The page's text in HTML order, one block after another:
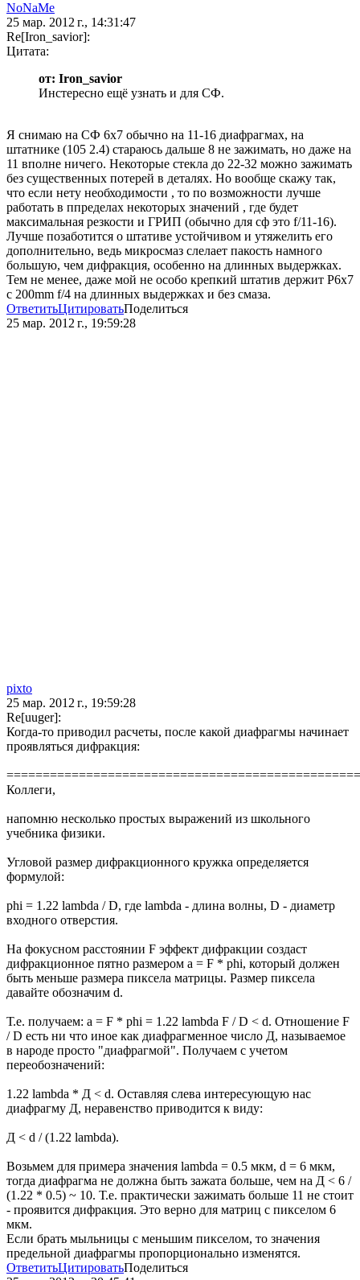
NoNaMe
25 мар. 2012 г., 14:31:47
Re[Iron_savior]:
Цитата:
от: Iron_savior
Инстересно ещё узнать и для СФ.
Я снимаю на СФ 6х7 обычно на 11-16 диафрагмах, на
штатнике (105 2.4) стараюсь дальше 8 не зажимать, но даже на
11 вполне ничего. Некоторые стекла до 22-32 можно зажимать
без существенных потерей в деталях. Но вообще скажу так,
что если нету необходимости , то по возможности лучше
работать в ппределах некоторых значений , где будет
максимальная резкости и ГРИП (обычно для сф это f/11-16).
Лучше позаботится о штативе устойчивом и утяжелить его
дополнительно, ведь микросмаз слелает пакость намного
большую, чем дифракция, особенно на длинных выдержках.
Тем не менее, даже мой не особо крепкий штатив держит P6x7
с 200mm f/4 на длинных выдержках и без смаза.
ОтветитьЦитироватьПоделиться
25 мар. 2012 г., 19:59:28
pixto
25 мар. 2012 г., 19:59:28
Re[uuger]:
Когда-то приводил расчеты, после какой диафрагмы начинает
проявляться дифракция:
Коллеги,
напомню несколько простых выражений из школьного
учебника физики.
Угловой размер дифракционного кружка определяется
формулой:
phi = 1.22 lambda / D, где lambda - длина волны, D - диаметр
входного отверстия.
На фокусном расстоянии F эффект дифракции создаст
дифракционное пятно размером a = F * phi, который должен
быть меньше размера пиксела матрицы. Размер пиксела
давайте обозначим d.
Т.е. получаем: a = F * phi = 1.22 lambda F / D < d. Отношение F
/ D есть ни что иное как диафрагменное число Д, называемое
в народе просто "диафрагмой". Получаем с учетом
переобозначений:
1.22 lambda * Д < d. Оставляя слева интересующую нас
диафрагму Д, неравенство приводится к виду:
Д < d / (1.22 lambda).
Возьмем для примера значения lambda = 0.5 мкм, d = 6 мкм,
тогда диафрагма не должна быть зажата больше, чем на Д < 6 /
(1.22 * 0.5) ~ 10. Т.е. практически зажимать больше 11 не стоит
- проявится дифракция. Это верно для матриц с пикселом 6
мкм.
Если брать мыльницы с меньшим пикселом, то значения
предельной диафрагмы пропорционально изменятся.
ОтветитьЦитироватьПоделиться